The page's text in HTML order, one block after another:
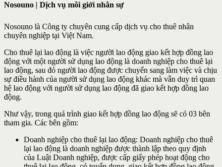
Nosouno | Dịch vụ môi giới nhân sự
Nosouno là Công ty chuyên cung cấp dịch vụ cho thuê nhân
chuyên nghiệp tại Việt Nam.
Cho thuê lại lao động là việc người lao động giao kết hợp đồng lao
động với một người sử dụng lao động là doanh nghiệp cho thuê lại
lao động, sau đó người lao động được chuyển sang làm việc và chịu
sự điều hành của người sử dụng lao động khác mà vẫn duy trì quan
hệ lao động với người sử dụng lao động đã giao kết hợp đồng lao
động.
Như vậy, trong quá trình giao kết hợp đồng lao động sẽ có 03 bên
tham gia. Các bên gồm:
Doanh nghiệp cho thuê lại lao động: Doanh nghiệp cho thuê
lại lao động là doanh nghiệp được thành lập theo quy định
của Luật Doanh nghiệp, được cấp giấy phép hoạt động cho